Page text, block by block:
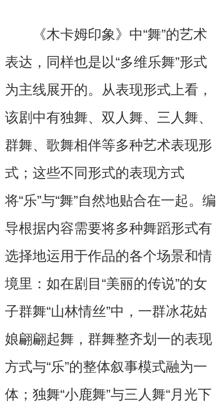
《木卡姆印象》中“舞”的艺术
表达，同样也是以“多维乐舞”形式
为主线展开的。从表现形式上看，
该剧中有独舞、双人舞、三人舞、
群舞、歌舞相伴等多种艺术表现形
式；这些不同形式的表现方式
将“乐”与“舞”自然地贴合在一起。编
导根据内容需要将多种舞蹈形式有
选择地运用于作品的各个场景和情
境里：如在剧目“美丽的传说”的女
子群舞“山林情丝”中，一群冰花姑
娘翩翩起舞，群舞整齐划一的表现
方式与“乐”的整体叙事模式融为一
体；独舞“小鹿舞”与三人舞“月光下